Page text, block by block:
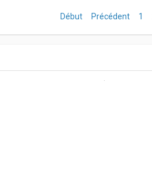
Début Précédent 1